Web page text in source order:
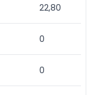
22,80
0
0